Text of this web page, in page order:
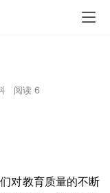
阅读 6
对教育质量的不断